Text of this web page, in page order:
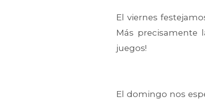
El viernes
Más
juegos!
El domingo nos